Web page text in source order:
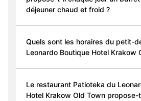
déjeuner chaud et froid ?
Quels sont les horaires du petit-
Leonardo Boutique Hotel Krakow
Le restaurant Patioteka du
Hotel Krakow Old Town